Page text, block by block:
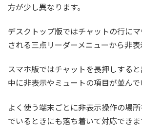
方が少し異なります。
デスクトップ版ではチャットの行に
される三点リーダーメニューから非表
スマホ版ではチャットを長押しする
中に非表示やミュートの項目が並んで
よく使う端末ごとに非表示操作の場
でいるときにも落ち着いて対応できま